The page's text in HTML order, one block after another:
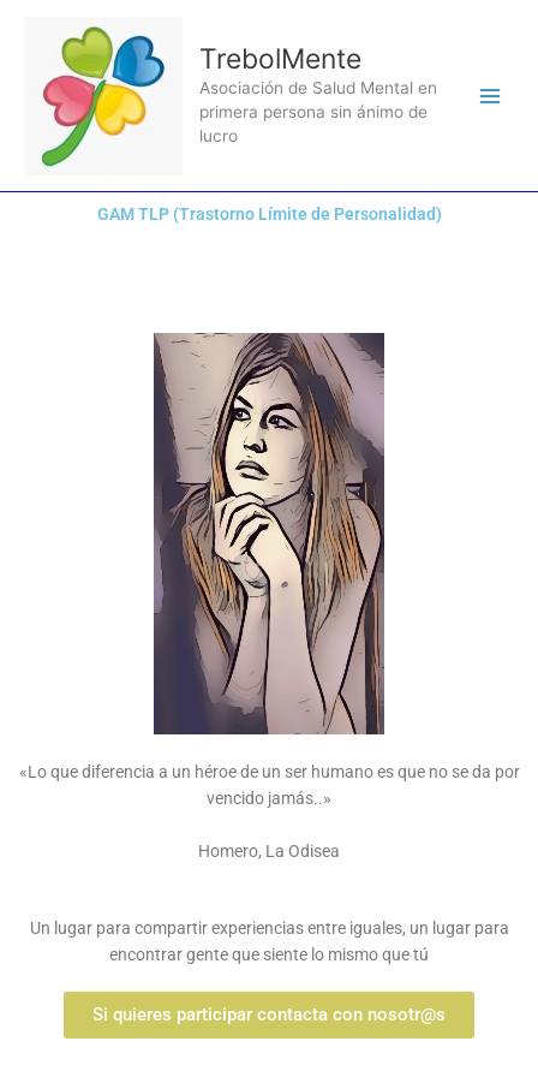
contenido
TrebolMente
Asociación de Salud Mental en
primera persona sin ánimo de
lucro
GAM TLP (Trastorno Límite de Personalidad)
«Lo que diferencia a un héroe de un ser humano es que no se da por
vencido jamás..»
Homero, La Odisea
Un lugar para compartir experiencias entre iguales, un lugar para
encontrar gente que siente lo mismo que tú
Si quieres participar contacta con nosotr@s